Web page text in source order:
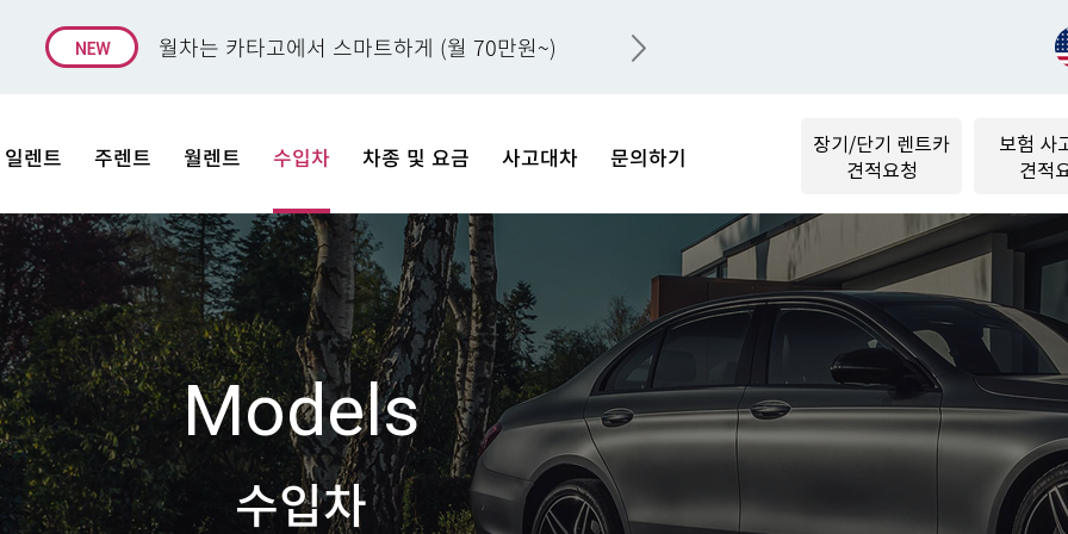
월차는 카타고에서 스마트하게 (월 70만원~)
일렌트 주렌트 월렌트 수입차 차종 및 요금 사고대차 문의하기
장기/단기 렌트카
견적요청
보험 사
견적
Models
수입차